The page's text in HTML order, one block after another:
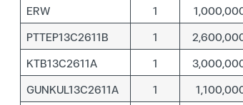
ERW
1
PTTEP13C2611B
1
KTB13C2611A
1
GUNKUL13C2611A
1